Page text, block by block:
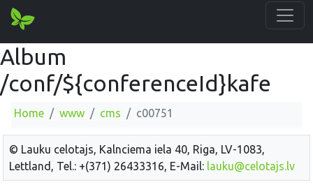
Album
/conf/${conferenceId}kafe
Home www cms c00751
© Lauku celotajs, Kalnciema iela 40, Riga, LV-1083,
Lettland, Tel.: +(371) 26433316, E-Mail: lauku@celotajs.lv